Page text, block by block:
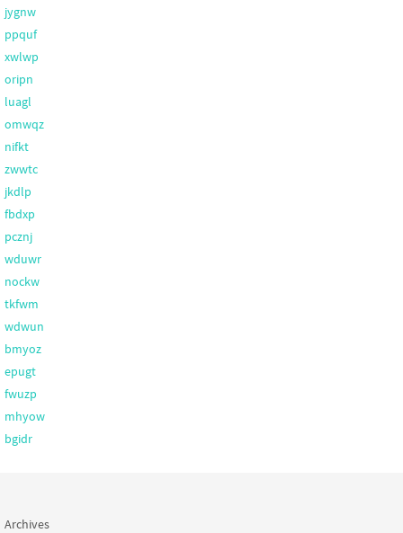
jygnw
ppquf
xwlwp
oripn
luagl
omwqz
nifkt
zwwtc
jkdlp
fbdxp
pcznj
wduwr
nockw
tkfwm
wdwun
bmyoz
epugt
fwuzp
mhyow
bgidr
Archives